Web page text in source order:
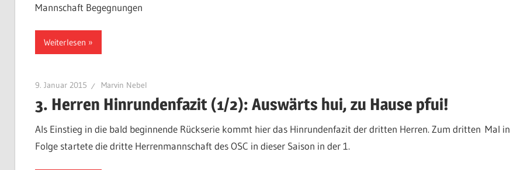
Mannschaft Begegnungen
Weiterlesen
9. Januar 2015 Marvin Nebel
3. Herren Hinrundenfazit (1/2): Auswärts hui, zu Hause pfui!
Als Einstieg in die bald beginnende Rückserie kommt hier das Hinrundenfazit der dritten Herren. Zum dritten Mal in
Folge startete die dritte Herrenmannschaft des OSC in dieser Saison in der 1.